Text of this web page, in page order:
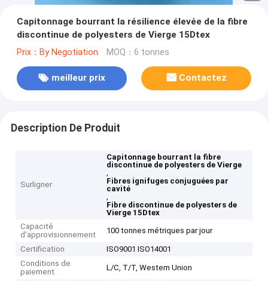
Capitonnage bourrant la résilience élevée de la fibre
discontinue de polyesters de Vierge 15Dtex
Prix：By Negotiation MOQ：6 tonnes
meilleur prix Contactez
Description De Produit
Surligner
Capitonnage bourrant la fibre
discontinue de polyesters de Vierge
,
Fibres ignifuges conjuguées par
cavité
,
Fibre discontinue de polyesters de
Vierge 15Dtex
Capacité
d'approvisionnement
100 tonnes métriques par jour
Certification
ISO9001 ISO14001
Conditions de
paiement
L/C, T/T, Western Union